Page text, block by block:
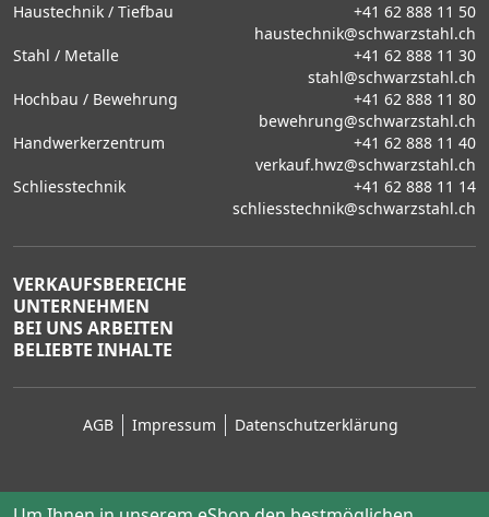
Haustechnik / Tiefbau
+41 62 888 11 50
haustechnik@schwarzstahl.ch
Stahl / Metalle
+41 62 888 11 30
stahl@schwarzstahl.ch
Hochbau / Bewehrung
+41 62 888 11 80
bewehrung@schwarzstahl.ch
Handwerkerzentrum
+41 62 888 11 40
verkauf.hwz@schwarzstahl.ch
Schliesstechnik
+41 62 888 11 14
schliesstechnik@schwarzstahl.ch
VERKAUFSBEREICHE
UNTERNEHMEN
BEI UNS ARBEITEN
BELIEBTE INHALTE
AGB Impressum Datenschutzerklärung